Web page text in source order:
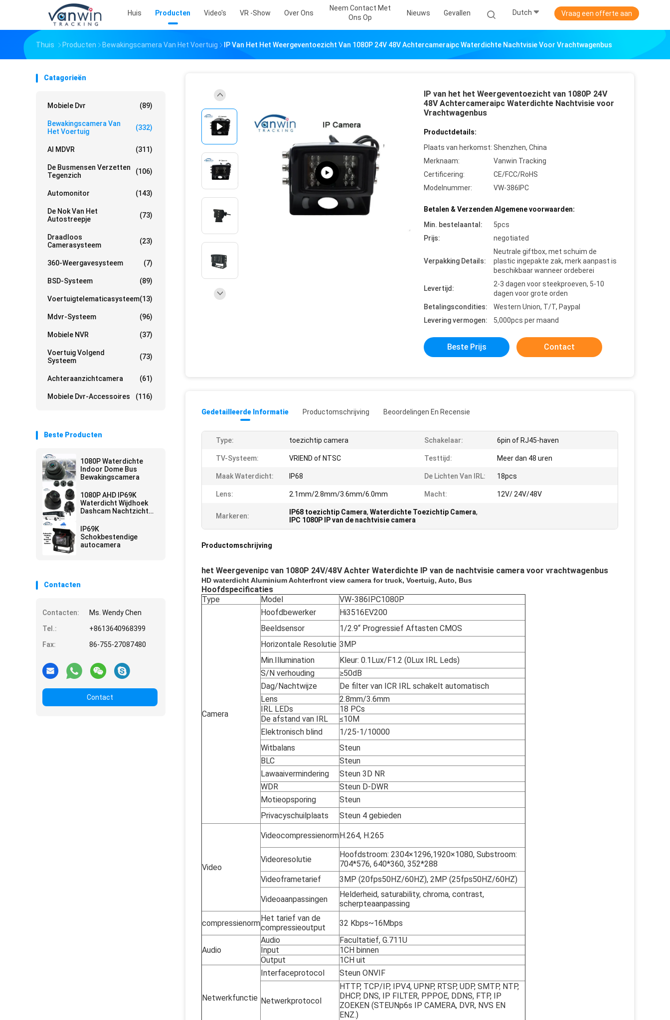
Huis Producten Video's VR -show Over Ons
Neem Contact Met
Ons Op
Nieuws Gevallen Dutch Vraag een offerte aan
Thuis Producten Bewakingscamera Van Het Voertuig IP Van Het Het Weergeventoezicht Van 1080P 24V 48V Achtercameraipc Waterdichte Nachtvisie Voor Vrachtwagenbus
Catagorieën
Mobiele Dvr (89)
Bewakingscamera Van
Het Voertuig
(332)
AI MDVR (311)
De Busmensen Verzetten
Tegenzich
(106)
Automonitor (143)
De Nok Van Het
Autostreepje
(73)
Draadloos
Camerasysteem
(23)
360-Weergavesysteem (7)
BSD-Systeem (89)
Voertuigtelematicasysteem(13)
Mdvr-Systeem (96)
Mobiele NVR (37)
Voertuig Volgend
Systeem
(73)
Achteraanzichtcamera (61)
Mobiele Dvr-Accessoires (116)
Beste Producten
1080P Waterdichte
Indoor Dome Bus
Bewakingscamera
1080P AHD IP69K
Waterdicht Wijdhoek
Dashcam Nachtzicht
IP69K
Schokbestendige
autocamera
Contacten
Contacten:
Ms. Wendy Chen
Tel.:
+8613640968399
Fax:
86-755-27087480
Contact
IP van het het Weergeventoezicht van 1080P 24V
48V Achtercameraipc Waterdichte Nachtvisie voor
Vrachtwagenbus
Productdetails:
Plaats van herkomst: Shenzhen, China
Merknaam:
Vanwin Tracking
Certificering:
CE/FCC/RoHS
Modelnummer:
VW-386IPC
Betalen & Verzenden Algemene voorwaarden:
Min. bestelaantal:
5pcs
Prijs:
negotiated
Verpakking Details:
Neutrale giftbox, met schuim de
plastic ingepakte zak, merk aanpast is
beschikbaar wanneer ordeberei
Levertijd:
2-3 dagen voor steekproeven, 5-10
dagen voor grote orden
Betalingscondities:
Western Union, T/T, Paypal
Levering vermogen:
5,000pcs per maand
Beste Prijs Contact
Gedetailleerde Informatie Productomschrijving Beoordelingen En Recensie
Type: toezichtip camera Schakelaar: 6pin of RJ45-haven
TV-Systeem: VRIEND of NTSC Testtijd: Meer dan 48 uren
Maak Waterdicht: IP68 De Lichten Van IRL: 18pcs
Lens: 2.1mm/2.8mm/3.6mm/6.0mm Macht: 12V/ 24V/48V
Markeren: IP68 toezichtip Camera, Waterdichte Toezichtip Camera,
IPC 1080P IP van de nachtvisie camera
Productomschrijving
het Weergevenipc van 1080P 24V/48V Achter Waterdichte IP van de nachtvisie camera voor vrachtwagenbus
HD waterdicht Aluminium Achterfront view camera for truck, Voertuig, Auto, Bus
Hoofdspecificaties
Type
Model VW-386IPC1080P
Camera
Hoofdbewerker
Hi3516EV200
Beeldsensor
1/2.9“ Progressief Aftasten CMOS
Horizontale Resolutie 3MP
Min.Illumination
Kleur: 0.1Lux/F1.2 (0Lux IRL Leds)
S/N verhouding
≥50dB
Dag/Nachtwijze
De filter van ICR IRL schakelt automatisch
Lens
2.8mm/3.6mm
IRL LEDs
18 PCs
De afstand van IRL
≤10M
Elektronisch blind
1/25-1/10000
Witbalans
Steun
BLC
Steun
Lawaaivermindering
Steun 3D NR
WDR
Steun D-DWR
Motieopsporing
Steun
Privacyschuilplaats
Steun 4 gebieden
Video
VideocompressienormH.264, H.265
Videoresolutie
Hoofdstroom: 2304×1296,1920×1080, Substroom:
704*576, 640*360, 352*288
Videoframetarief
3MP (20fps50HZ/60HZ), 2MP (25fps50HZ/60HZ)
Videoaanpassingen
Helderheid, saturability, chroma, contrast,
scherpteaanpassing
compressienorm
Het tarief van de
compressieoutput
32 Kbps~16Mbps
Audio
Audio
Facultatief, G.711U
Input
1CH binnen
Output
1CH uit
Netwerkfunctie
Interfaceprotocol Steun ONVIF
Netwerkprotocol
HTTP, TCP/IP, IPV4, UPNP, RTSP, UDP, SMTP, NTP,
DHCP, DNS, IP FILTER, PPPOE, DDNS, FTP, IP
ZOEKEN (STEUNp6s IP CAMERA, DVR, NVS EN
ENZ.)